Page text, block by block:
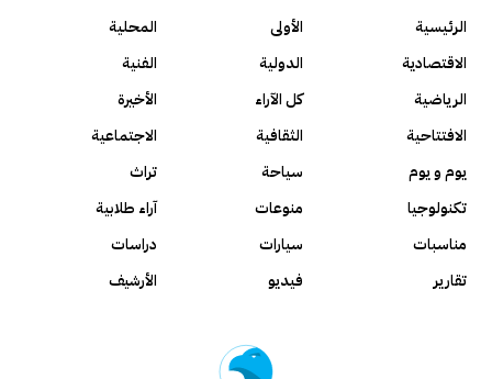
الرئيسية الأولى
المحلية
الاقتصادية
الدولية
الفنية
الرياضية
كل الآراء
الأخيرة
الافتتاحية
الثقافية
الاجتماعية
يوم و يوم
سياحة
تراث
تكنولوجيا
منوعات
آراء طلابية
مناسبات
سيارات
دراسات
تقارير
فيديو الأرشيف